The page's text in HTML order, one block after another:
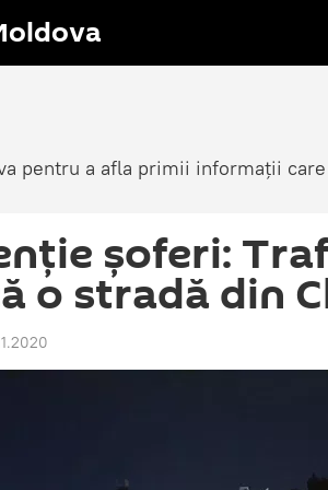
pentru a afla primii informații care
șoferi:
o stradă din